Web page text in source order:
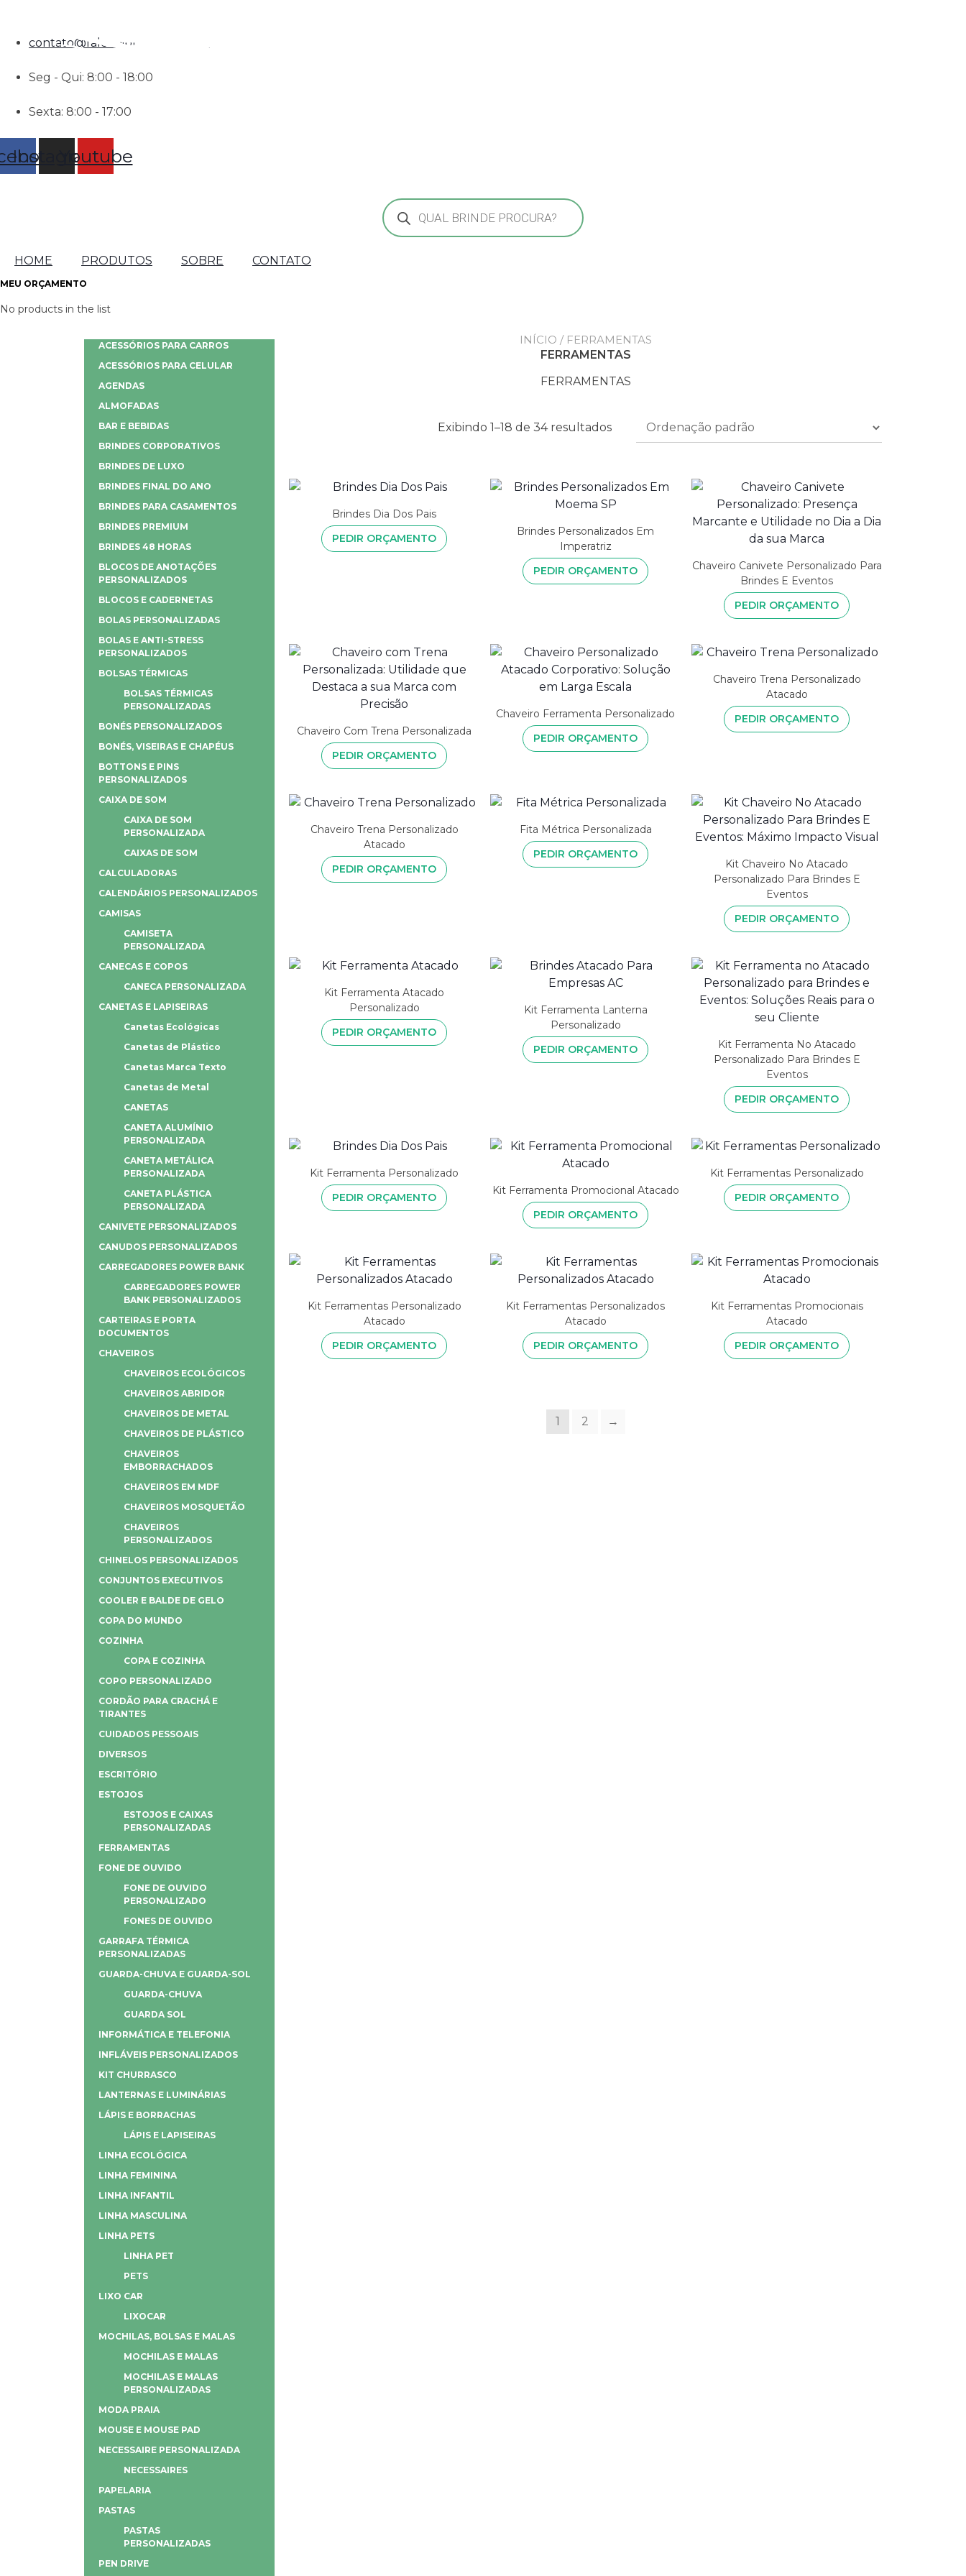
contato@falconibrindes.com.br
Seg - Qui: 8:00 - 18:00
Sexta: 8:00 - 17:00
InstagramYoutube
Pesquisar
produtos
HOME PRODUTOS SOBRE CONTATO
MEU ORÇAMENTO
No products in the list
INÍCIO / FERRAMENTAS
FERRAMENTAS
FERRAMENTAS
Exibindo 1–18 de 34 resultados
Brindes Dia Dos Pais
PEDIR ORÇAMENTO
Brindes Personalizados Em
Imperatriz
PEDIR ORÇAMENTO
Chaveiro Canivete Personalizado Para
Brindes E Eventos
PEDIR ORÇAMENTO
Chaveiro Com Trena Personalizada
PEDIR ORÇAMENTO
Chaveiro Ferramenta Personalizado
PEDIR ORÇAMENTO
Chaveiro Trena Personalizado
Atacado
PEDIR ORÇAMENTO
Chaveiro Trena Personalizado
Atacado
PEDIR ORÇAMENTO
Fita Métrica Personalizada
PEDIR ORÇAMENTO
Kit Chaveiro No Atacado
Personalizado Para Brindes E
Eventos
PEDIR ORÇAMENTO
Kit Ferramenta Atacado
Personalizado
PEDIR ORÇAMENTO
Kit Ferramenta Lanterna
Personalizado
PEDIR ORÇAMENTO
Kit Ferramenta No Atacado
Personalizado Para Brindes E
Eventos
PEDIR ORÇAMENTO
Kit Ferramenta Personalizado
PEDIR ORÇAMENTO
Kit Ferramenta Promocional Atacado
PEDIR ORÇAMENTO
Kit Ferramentas Personalizado
PEDIR ORÇAMENTO
Kit Ferramentas Personalizado
Atacado
PEDIR ORÇAMENTO
Kit Ferramentas Personalizados
Atacado
PEDIR ORÇAMENTO
Kit Ferramentas Promocionais
Atacado
PEDIR ORÇAMENTO
1 2 →
ACESSÓRIOS PARA CARROS
ACESSÓRIOS PARA CELULAR
AGENDAS
ALMOFADAS
BAR E BEBIDAS
BRINDES CORPORATIVOS
BRINDES DE LUXO
BRINDES FINAL DO ANO
BRINDES PARA CASAMENTOS
BRINDES PREMIUM
BRINDES 48 HORAS
BLOCOS DE ANOTAÇÕES
PERSONALIZADOS
BLOCOS E CADERNETAS
BOLAS PERSONALIZADAS
BOLAS E ANTI-STRESS
PERSONALIZADOS
BOLSAS TÉRMICAS
BOLSAS TÉRMICAS
PERSONALIZADAS
BONÉS PERSONALIZADOS
BONÉS, VISEIRAS E CHAPÉUS
BOTTONS E PINS
PERSONALIZADOS
CAIXA DE SOM
CAIXA DE SOM
PERSONALIZADA
CAIXAS DE SOM
CALCULADORAS
CALENDÁRIOS PERSONALIZADOS
CAMISAS
CAMISETA
PERSONALIZADA
CANECAS E COPOS
CANECA PERSONALIZADA
CANETAS E LAPISEIRAS
Canetas Ecológicas
Canetas de Plástico
Canetas Marca Texto
Canetas de Metal
CANETAS
CANETA ALUMÍNIO
PERSONALIZADA
CANETA METÁLICA
PERSONALIZADA
CANETA PLÁSTICA
PERSONALIZADA
CANIVETE PERSONALIZADOS
CANUDOS PERSONALIZADOS
CARREGADORES POWER BANK
CARREGADORES POWER
BANK PERSONALIZADOS
CARTEIRAS E PORTA
DOCUMENTOS
CHAVEIROS
CHAVEIROS ECOLÓGICOS
CHAVEIROS ABRIDOR
CHAVEIROS DE METAL
CHAVEIROS DE PLÁSTICO
CHAVEIROS
EMBORRACHADOS
CHAVEIROS EM MDF
CHAVEIROS MOSQUETÃO
CHAVEIROS
PERSONALIZADOS
CHINELOS PERSONALIZADOS
CONJUNTOS EXECUTIVOS
COOLER E BALDE DE GELO
COPA DO MUNDO
COZINHA
COPA E COZINHA
COPO PERSONALIZADO
CORDÃO PARA CRACHÁ E
TIRANTES
CUIDADOS PESSOAIS
DIVERSOS
ESCRITÓRIO
ESTOJOS
ESTOJOS E CAIXAS
PERSONALIZADAS
FERRAMENTAS
FONE DE OUVIDO
FONE DE OUVIDO
PERSONALIZADO
FONES DE OUVIDO
GARRAFA TÉRMICA
PERSONALIZADAS
GUARDA-CHUVA E GUARDA-SOL
GUARDA-CHUVA
GUARDA SOL
INFORMÁTICA E TELEFONIA
INFLÁVEIS PERSONALIZADOS
KIT CHURRASCO
LANTERNAS E LUMINÁRIAS
LÁPIS E BORRACHAS
LÁPIS E LAPISEIRAS
LINHA ECOLÓGICA
LINHA FEMININA
LINHA INFANTIL
LINHA MASCULINA
LINHA PETS
LINHA PET
PETS
LIXO CAR
LIXOCAR
MOCHILAS, BOLSAS E MALAS
MOCHILAS E MALAS
MOCHILAS E MALAS
PERSONALIZADAS
MODA PRAIA
MOUSE E MOUSE PAD
NECESSAIRE PERSONALIZADA
NECESSAIRES
PAPELARIA
PASTAS
PASTAS
PERSONALIZADAS
PEN DRIVE